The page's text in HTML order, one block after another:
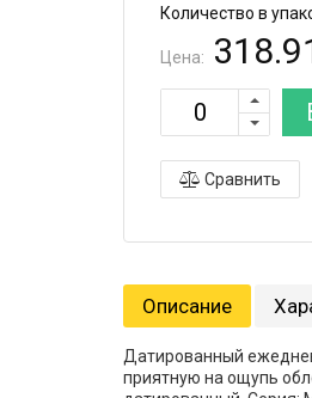
Количество в
Цена:
Сравнить
Описание
Датированный
приятную на ощупь